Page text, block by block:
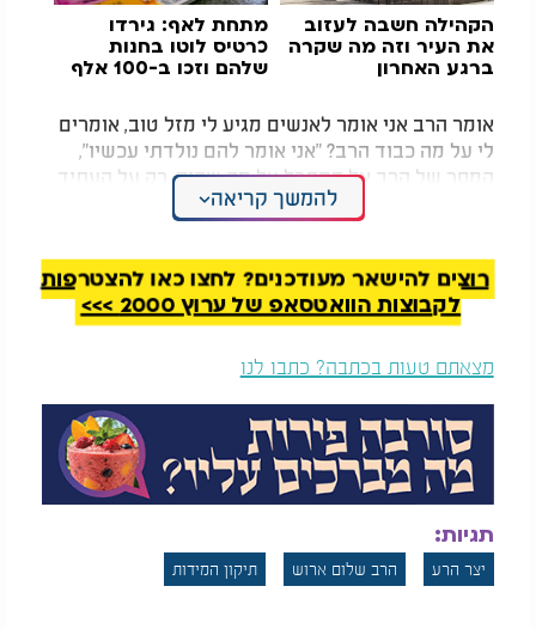
הקהילה חשבה לעזוב
את העיר וזה מה שקרה
ברגע האחרון
מתחת לאף: גירדו
כרטיס לוטו בחנות
שלהם וזכו ב-100 אלף
אומר הרב אני אומר לאנשים מגיע לי מזל טוב, אומרים
לי על מה כבוד הרב? "אני אומר להם נולדתי עכשיו",
המסר של הרב אל תסתכל על מה שהיה, רק על העתיד
תעשה טוב, והרע ממילא יפול מעצמו, ולאט לאט תעלה
להמשך קריאה
רוצים להישאר מעודכנים? לחצו כאן להצטרפות
לקבוצות הוואטסאפ של ערוץ 2000 >>>
מצאתם טעות בכתבה? כתבו לנו
תגיות:
יצר הרע הרב שלום ארוש תיקון המידות